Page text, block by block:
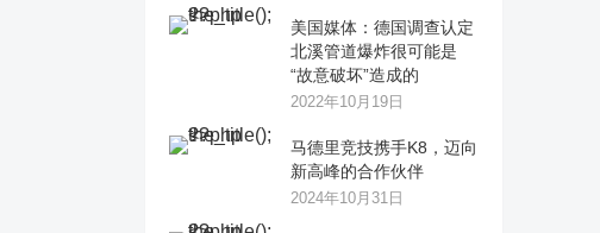
美国媒体：德国调查认定
北溪管道爆炸很可能是
“故意破坏”造成的
2022年10月19日
马德里竞技携手K8，迈向
新高峰的合作伙伴
2024年10月31日